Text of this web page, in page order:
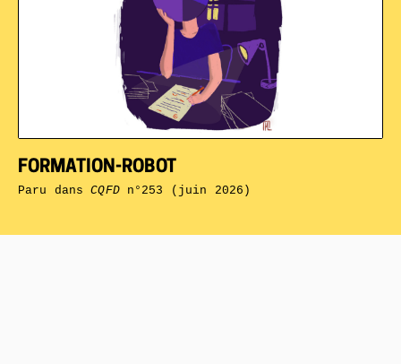
FORMATION-ROBOT
Paru dansCQFDn°253 (juin 2026)